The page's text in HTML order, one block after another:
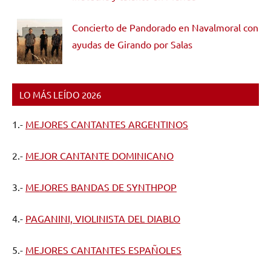
Concierto de Pandorado en Navalmoral con
ayudas de Girando por Salas
LO MÁS LEÍDO 2026
1.- MEJORES CANTANTES ARGENTINOS
2.- MEJOR CANTANTE DOMINICANO
3.- MEJORES BANDAS DE SYNTHPOP
4.- PAGANINI, VIOLINISTA DEL DIABLO
5.- MEJORES CANTANTES ESPAÑOLES